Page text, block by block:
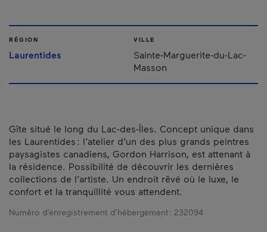
RÉGION
Laurentides
VILLE
Sainte-Marguerite-du-Lac-
Masson
Gîte situé le long du Lac-des-Îles. Concept unique dans
les Laurentides : l’atelier d’un des plus grands peintres
paysagistes canadiens, Gordon Harrison, est attenant à
la résidence. Possibilité de découvrir les dernières
collections de l’artiste. Un endroit rêvé où le luxe, le
confort et la tranquillité vous attendent.
Numéro d’enregistrement d’hébergement : 232094